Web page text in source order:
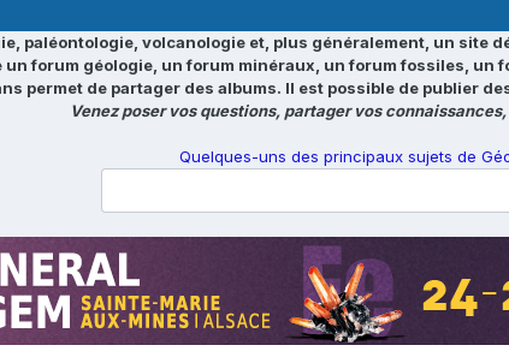
paléontologie, volcanologie et, plus généralement, un site
forum géologie, un forum minéraux, un forum fossiles, un
permet de partager des albums. Il est possible de publier
Venez poser vos questions, partager vos
Quelques-uns des principaux sujets de